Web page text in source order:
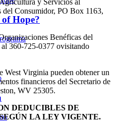
of Hope?
Consumidor, PO Box 1163,
Benéficas del
360-725-0377 ovisitando
West Virginia pueden obtener un
financieros del Secretario de
WV 25305.
DEDUCIBLES DE
LA LEY VIGENTE.